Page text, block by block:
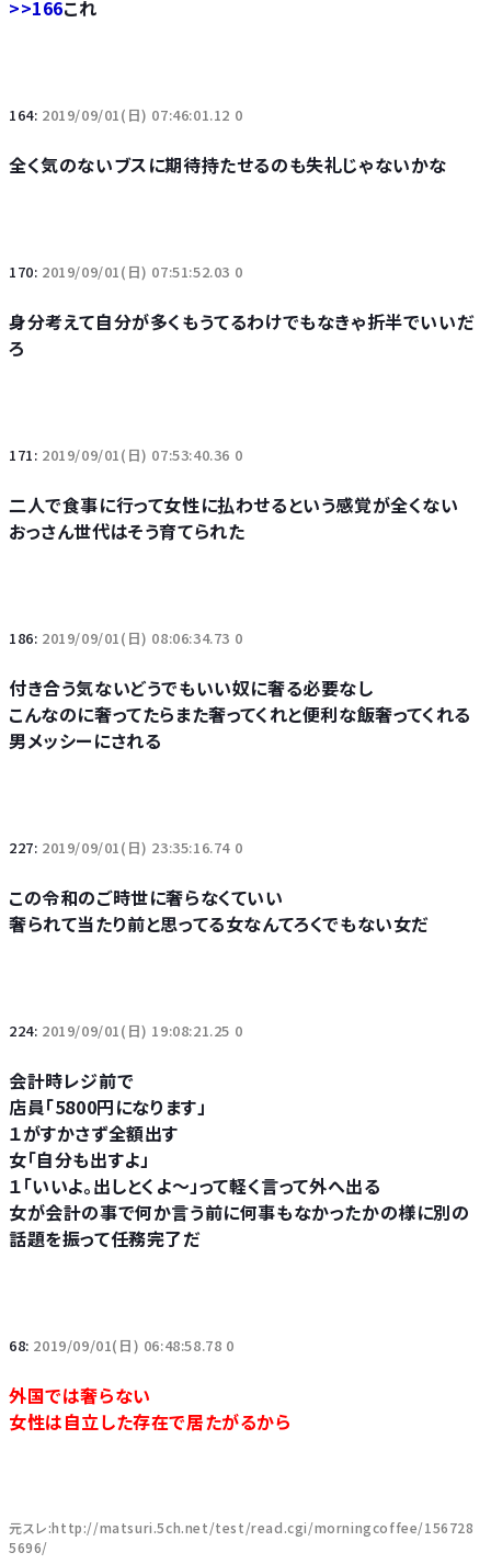
>>166これ
164: 2019/09/01(日) 07:46:01.12 0
全く気のないブスに期待持たせるのも失礼じゃないかな
170: 2019/09/01(日) 07:51:52.03 0
身分考えて自分が多くもうてるわけでもなきゃ折半でいいだ
ろ
171: 2019/09/01(日) 07:53:40.36 0
二人で食事に行って女性に払わせるという感覚が全くない
おっさん世代はそう育てられた
186: 2019/09/01(日) 08:06:34.73 0
付き合う気ないどうでもいい奴に奢る必要なし
こんなのに奢ってたらまた奢ってくれと便利な飯奢ってくれる
男メッシーにされる
227: 2019/09/01(日) 23:35:16.74 0
この令和のご時世に奢らなくていい
奢られて当たり前と思ってる女なんてろくでもない女だ
224: 2019/09/01(日) 19:08:21.25 0
会計時レジ前で
店員「5800円になります」
１がすかさず全額出す
女「自分も出すよ」
１「いいよ。出しとくよ～」って軽く言って外へ出る
女が会計の事で何か言う前に何事もなかったかの様に別の
話題を振って任務完了だ
68: 2019/09/01(日) 06:48:58.78 0
外国では奢らない
女性は自立した存在で居たがるから
元スレ:http://matsuri.5ch.net/test/read.cgi/morningcoffee/156728
5696/